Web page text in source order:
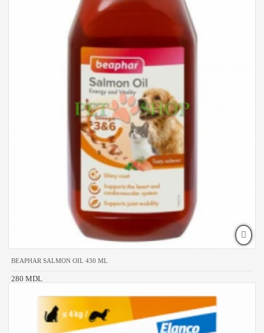
BEAPHAR SALMON OIL 430 ML
280 MDL